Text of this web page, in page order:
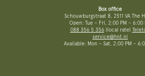
Box office
Schouwburgstraat 8, 2511 VA The
Open: Tue – Fri, 2:00 PM – 6:00
088 356 5 356(local rate)
service@hnt.nl
Available: Mon – Sat, 2:00 PM –